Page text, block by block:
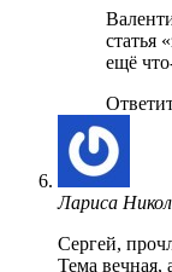
статья
ещё
Лариса
Сергей,
Тема вечная,